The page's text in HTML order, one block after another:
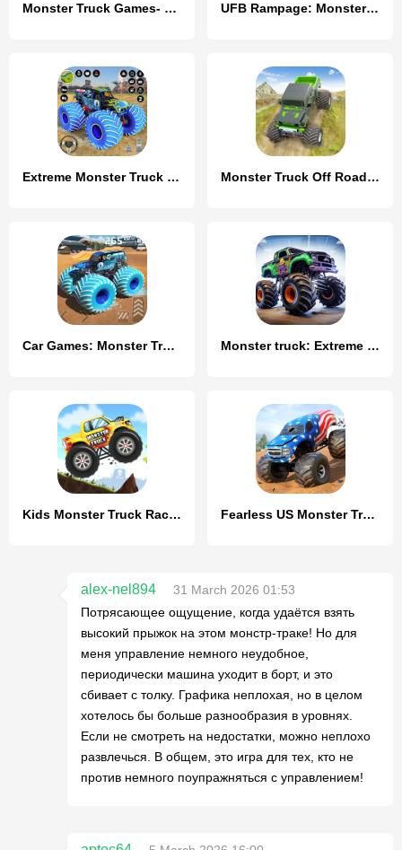
Monster Truck Games- Car Games UFB Rampage: Monster Fight
Extreme Monster Truck Game 3D Monster Truck Off Road Racing
Car Games: Monster Truck Stunt Monster truck: Extreme racing
Kids Monster Truck Racing Game Fearless US Monster Truck Game
alex-nel894
31 March 2026 01:53
Потрясающее ощущение, когда удаётся взять
высокий прыжок на этом монстр-траке! Но для
меня управление немного неудобное,
периодически машина уходит в борт, и это
сбивает с толку. Графика неплохая, но в целом
хотелось бы больше разнообразия в уровнях.
Если не смотреть на недостатки, можно неплохо
развлечься. В общем, это игра для тех, кто не
против немного поупражняться с управлением!